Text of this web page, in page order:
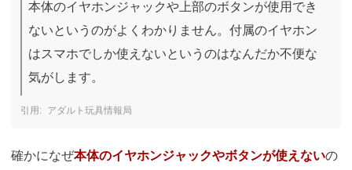
本体のイヤホンジャックや上部のボタンが使用でき
ないというのがよくわかりません。付属のイヤホン
はスマホでしか使えないというのはなんだか不便な
気がします。
アダルト玩具情報局
確かになぜ本体のイヤホンジャックやボタンが使えないの